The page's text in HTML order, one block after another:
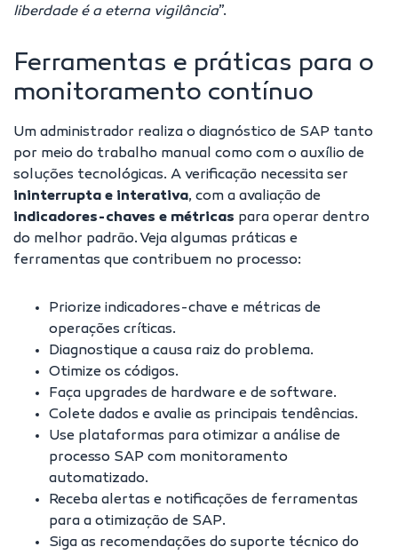
liberdade é a eterna vigilância”.
Ferramentas e práticas para o
monitoramento contínuo
Um administrador realiza o diagnóstico de SAP tanto
por meio do trabalho manual como com o auxílio de
soluções tecnológicas. A verificação necessita ser
ininterrupta e interativa, com a avaliação de
indicadores-chaves e métricas para operar dentro
do melhor padrão. Veja algumas práticas e
ferramentas que contribuem no processo:
Priorize indicadores-chave e métricas de
operações críticas.
Diagnostique a causa raiz do problema.
Otimize os códigos.
Faça upgrades de hardware e de software.
Colete dados e avalie as principais tendências.
Use plataformas para otimizar a análise de
processo SAP com monitoramento
automatizado.
Receba alertas e notificações de ferramentas
para a otimização de SAP.
Siga as recomendações do suporte técnico do